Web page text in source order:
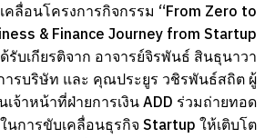
คลื่อนโครงการกิจกรรม “From Zero to
& Finance Journey from Startup
รับเกียรติจาก อาจารย์จิรพันธ์ สินธุนาวา
ารบริษัท และ คุณประยูร วชิรพันธ์สถิต ผู้
เจ้าหน้าที่ฝ่ายการเงิน ADD ร่วมถ่ายทอด
การขับเคลื่อนธุรกิจ Startup ให้เติบโต